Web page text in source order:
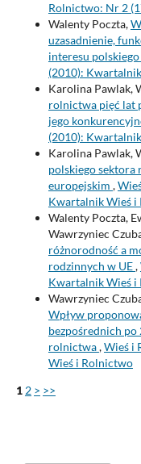
Rolnictwo: Nr 2
Walenty Poczta,
uzasadnienie,
interesu
(2010):
Karolina Pawlak,
rolnictwa pięć lat
jego
(2010):
Karolina Pawlak,
polskiego sektora
europejskim ,
Kwartalnik Wieś i
Walenty Poczta,
Wawrzyniec
różnorodność a
rodzinnych w UE,
Kwartalnik Wieś i
Wawrzyniec
Wpływ
bezpośrednich
rolnictwa,Wieś i
Wieś i Rolnictwo
1 2 > >>